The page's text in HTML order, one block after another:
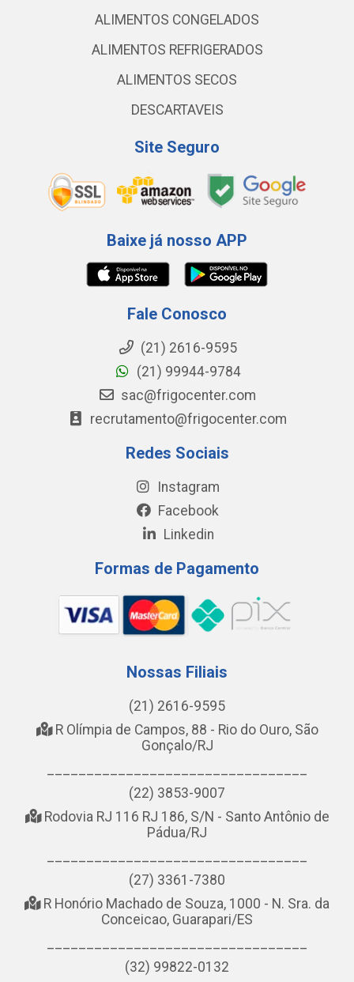
ALIMENTOS CONGELADOS
ALIMENTOS REFRIGERADOS
ALIMENTOS SECOS
DESCARTAVEIS
Site Seguro
Baixe já nosso APP
Fale Conosco
(21) 2616-9595
(21) 99944-9784
sac@frigocenter.com
recrutamento@frigocenter.com
Redes Sociais
Instagram
Facebook
Linkedin
Formas de Pagamento
Nossas Filiais
(21) 2616-9595
R Olímpia de Campos, 88 - Rio do Ouro, São
Gonçalo/RJ
(22) 3853-9007
Rodovia RJ 116 RJ 186, S/N - Santo Antônio de
Pádua/RJ
(27) 3361-7380
R Honório Machado de Souza, 1000 - N. Sra. da
Conceicao, Guarapari/ES
(32) 99822-0132